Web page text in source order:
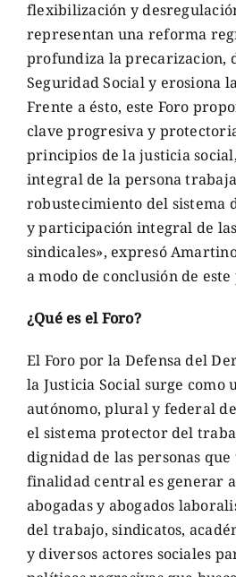
flexibilización y
representan una reforma
profundiza la precarizacion,
Seguridad Social y erosiona
Frente a ésto, este Foro
clave progresiva y
principios de la justicia
integral de la persona
robustecimiento del sistema
y participación integral de
sindicales», expresó
a modo de conclusión de
¿Qué es el Foro?
El Foro por la Defensa del
la Justicia Social surge como
autónomo, plural y federal
el sistema protector del
dignidad de las personas
finalidad central es generar
abogadas y abogados
del trabajo, sindicatos,
y diversos actores sociales